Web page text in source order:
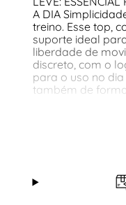
A DIA
treino. Esse top,
suporte ideal
liberdade de
discreto, com o
para o uso no
também de